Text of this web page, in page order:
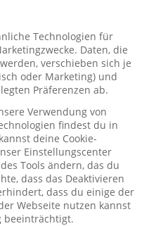
Technologien für
Daten, die
verschieben sich je
oder Marketing) und
Präferenzen ab.
Verwendung von
findest du in
deine Cookie-
Einstellungscenter
Tools ändern, das du
dass das Deaktivieren
dass du einige der
Webseite nutzen kannst
beeinträchtigt.